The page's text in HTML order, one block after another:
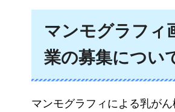
マンモグラフィ
業の募集につい
マンモグラフィによる乳が